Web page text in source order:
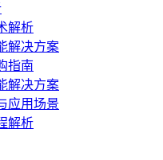
解析
解决方案
指南
解决方案
应用场景
解析